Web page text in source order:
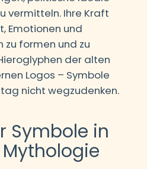
vermitteln. Ihre Kraft
Emotionen und
formen und zu
der alten
Logos – Symbole
nicht wegzudenken.
Symbole in